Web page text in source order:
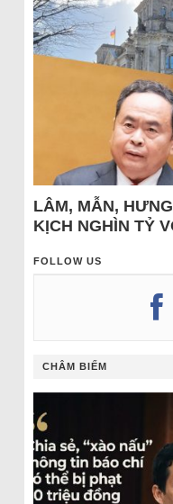
LÂM, MẪN,
KỊCH NGHÌN TỶ
FOLLOW US
CHÂM BIẾM